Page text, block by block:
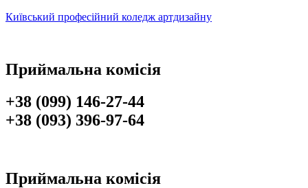
Київський професійний коледж артдизайну
Приймальна комісія
+38 (099) 146-27-44
+38 (093) 396-97-64
Приймальна комісія